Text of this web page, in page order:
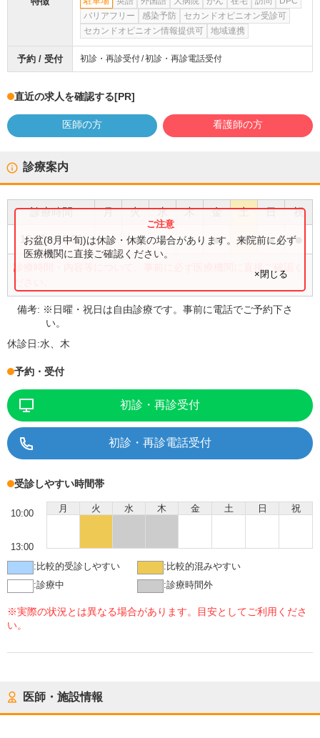
バリアフリー
感染予防
セカンドオピニオン受診可
セカンドオピニオン情報提供可
地域連携
予約 / 受付 初診・再診受付 初診・再診電話受付
直近の求人を確認する[PR]
医師の方 看護師の方
診療案内
診療時間 月 火 水 木 金 土 日 祝
10:00〜13:00 ● ● ● ● ● ●
診療時間・内容等について、事前に必ず医療機関に直接ご確認く
お盆(8月中旬)は休診・休業の場合があります。来院前に必ず
医療機関に直接ご確認ください。
×閉じる
備考: ※日曜・祝日は自由診療です。事前に電話でご予約下さ
い。
休診日:水、木
予約・受付
初診・再診受付
初診・再診電話受付
受診しやすい時間帯
月 火 水 木 金 土 日 祝
10:00
13:00
: 比較的受診しやすい : 比較的混みやすい
:診療中 :診療時間外
※実際の状況とは異なる場合があります。目安としてご利用くださ
い。
医師・施設情報